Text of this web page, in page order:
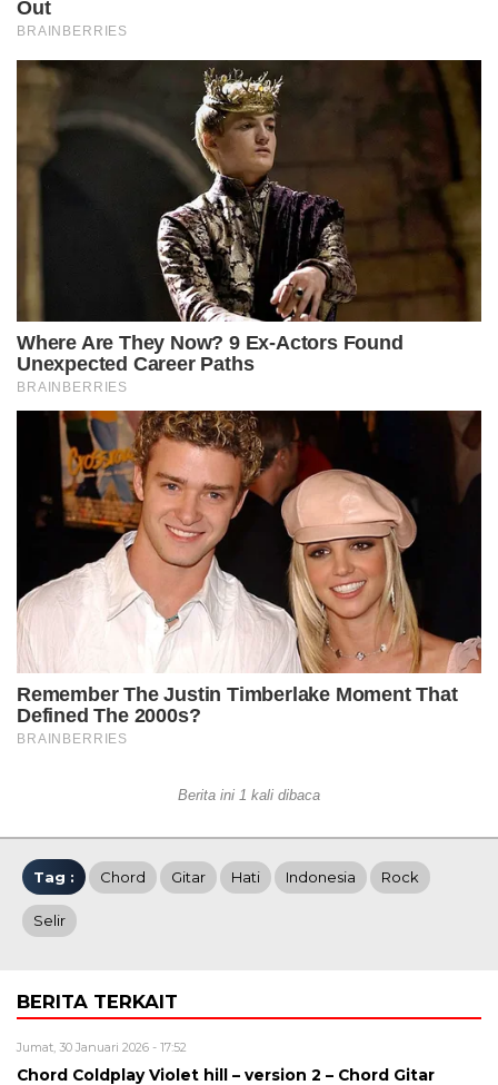
Berita ini 1 kali dibaca
Tag : Chord Gitar Hati Indonesia Rock
Selir
BERITA TERKAIT
Jumat, 30 Januari 2026 - 17:52
Chord Coldplay Violet hill – version 2 – Chord Gitar